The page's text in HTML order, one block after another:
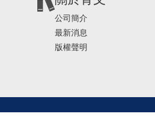
公司簡介
最新消息
版權聲明